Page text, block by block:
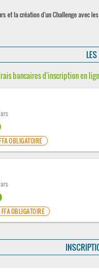
et la création d'un Challenge avec
bancaires d'inscription en
OBLIGATOIRE
OBLIGATOIRE